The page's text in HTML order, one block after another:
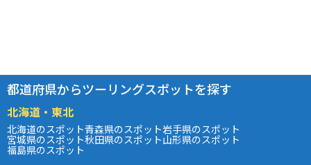
都道府県からツーリングスポットを探す
北海道・東北
北海道のスポット青森県のスポット岩手県のスポット
宮城県のスポット秋田県のスポット山形県のスポット
福島県のスポット